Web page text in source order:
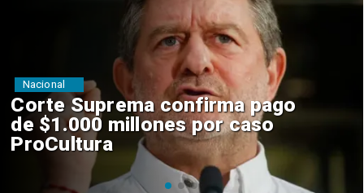
Codelco suspende
construcción de Andes Norte
en El Teniente por riesgos
sísmicos
Nacional